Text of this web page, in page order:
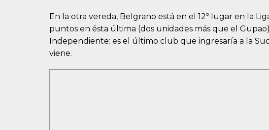
En la otra vereda, Belgrano está en el 12º lugar en la
puntos en ésta última (dos unidades más que el
Independiente: es el último club que ingresaría a la
viene.